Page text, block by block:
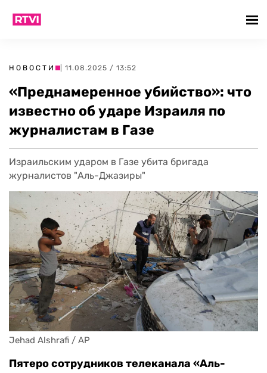
НОВОСТИ | 11.08.2025 / 13:52
«Преднамеренное убийство»: что
известно об ударе Израиля по
журналистам в Газе
Израильским ударом в Газе убита бригада
журналистов "Аль-Джазиры"
Jehad Alshrafi / AP
Пятеро сотрудников телеканала «Аль-